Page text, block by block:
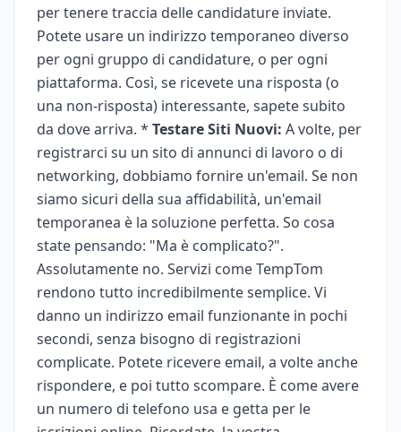
per tenere traccia delle candidature inviate.
Potete usare un indirizzo temporaneo diverso
per ogni gruppo di candidature, o per ogni
piattaforma. Così, se ricevete una risposta (o
una non-risposta) interessante, sapete subito
da dove arriva. * Testare Siti Nuovi: A volte, per
registrarci su un sito di annunci di lavoro o di
networking, dobbiamo fornire un'email. Se non
siamo sicuri della sua affidabilità, un'email
temporanea è la soluzione perfetta. So cosa
state pensando: "Ma è complicato?".
Assolutamente no. Servizi come TempTom
rendono tutto incredibilmente semplice. Vi
danno un indirizzo email funzionante in pochi
secondi, senza bisogno di registrazioni
complicate. Potete ricevere email, a volte anche
rispondere, e poi tutto scompare. È come avere
un numero di telefono usa e getta per le